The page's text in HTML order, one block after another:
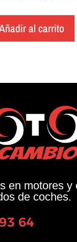
al carrito
en motores y
de coches.
64